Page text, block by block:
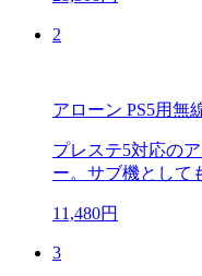
2
アローン PS5用無
プレステ5対応の
ー。サブ機として
11,480円
3